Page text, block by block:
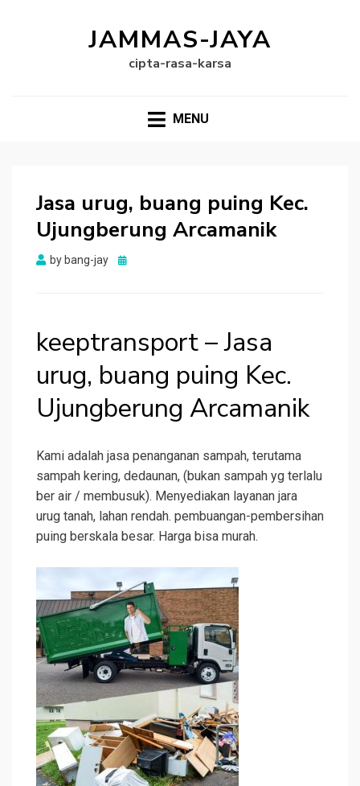
JAMMAS-JAYA
cipta-rasa-karsa
MENU
Jasa urug, buang puing Kec.
Ujungberung Arcamanik
by bang-jay
Posted
keeptransport – Jasa
urug, buang puing Kec.
Ujungberung Arcamanik
Kami adalah jasa penanganan sampah, terutama
sampah kering, dedaunan, (bukan sampah yg terlalu
ber air / membusuk). Menyediakan layanan jara
urug tanah, lahan rendah. pembuangan-pembersihan
puing berskala besar. Harga bisa murah.